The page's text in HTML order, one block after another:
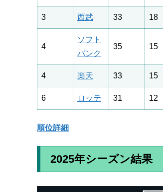
3 西武 33 18
4
ソフト
バンク
35 15
4 楽天 33 15
6 ロッテ 31 12
順位詳細
2025年シーズン結果